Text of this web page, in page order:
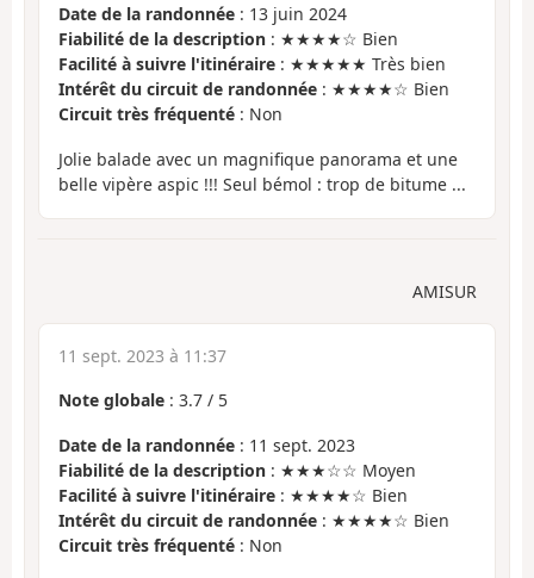
Date de la randonnée : 13 juin 2024
Fiabilité de la description : ★★★★☆ Bien
Facilité à suivre l'itinéraire : ★★★★★ Très bien
Intérêt du circuit de randonnée : ★★★★☆ Bien
Circuit très fréquenté : Non
Jolie balade avec un magnifique panorama et une
belle vipère aspic !!! Seul bémol : trop de bitume ...
AMISUR
11 sept. 2023 à 11:37
Note globale : 3.7 / 5
Date de la randonnée : 11 sept. 2023
Fiabilité de la description : ★★★☆☆ Moyen
Facilité à suivre l'itinéraire : ★★★★☆ Bien
Intérêt du circuit de randonnée : ★★★★☆ Bien
Circuit très fréquenté : Non